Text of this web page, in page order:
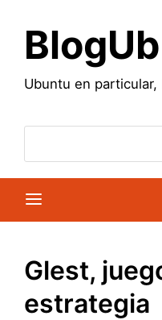
contenido
Ubuntu en particular,
Glest,
estrategia